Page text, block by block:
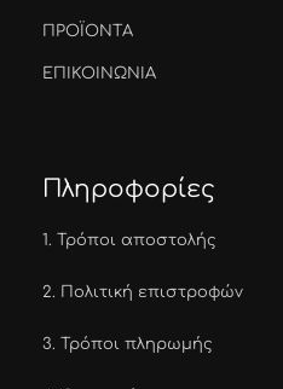
ΠΡΟΪΟΝΤΑ
ΕΠΙΚΟΙΝΩΝΙΑ
Πληροφορίες
1. Τρόποι αποστολής
2. Πολιτική επιστροφών
3. Τρόποι πληρωμής